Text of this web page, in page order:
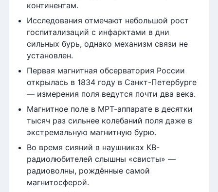
континентам.
Исследования отмечают небольшой рост
госпитализаций с инфарктами в дни
сильных бурь, однако механизм связи не
установлен.
Первая магнитная обсерватория России
открылась в 1834 году в Санкт-Петербурге
— измерения поля ведутся почти два века.
Магнитное поле в МРТ-аппарате в десятки
тысяч раз сильнее колебаний поля даже в
экстремальную магнитную бурю.
Во время сияний в наушниках КВ-
радиолюбителей слышны «свисты» —
радиоволны, рождённые самой
магнитосферой.